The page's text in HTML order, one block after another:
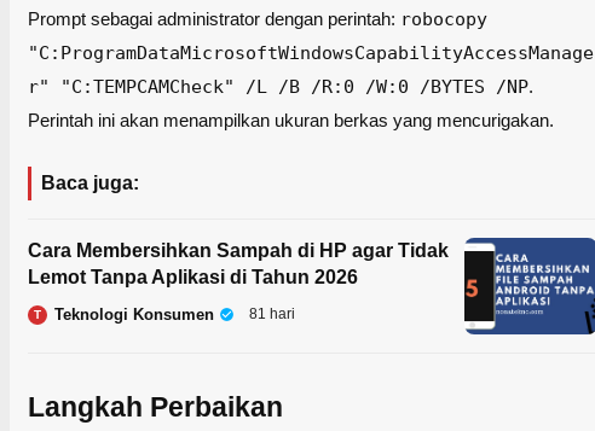
Prompt sebagai administrator dengan perintah: robocopy
"C:ProgramDataMicrosoftWindowsCapabilityAccessManage
r" "C:TEMPCAMCheck" /L /B /R:0 /W:0 /BYTES /NP.
Perintah ini akan menampilkan ukuran berkas yang mencurigakan.
Baca juga:
Cara Membersihkan Sampah di HP agar Tidak
Lemot Tanpa Aplikasi di Tahun 2026
T Teknologi Konsumen 81 hari
Langkah Perbaikan